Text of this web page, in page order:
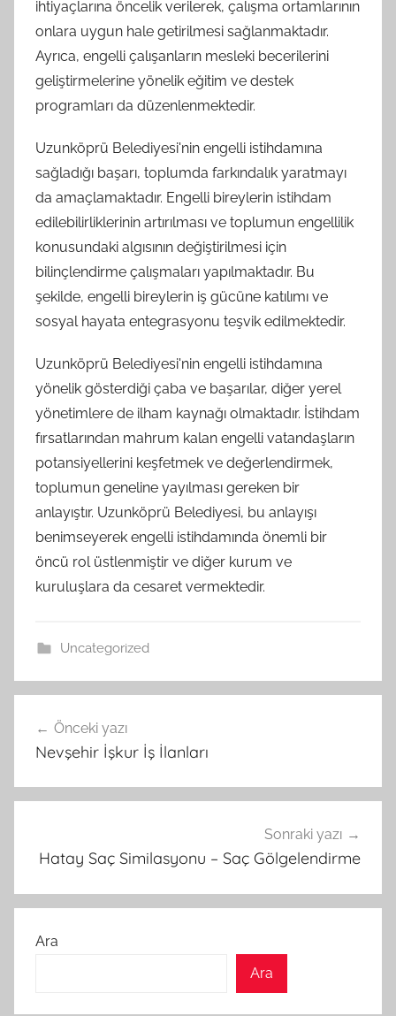
ihtiyaçlarına öncelik verilerek, çalışma ortamlarının
onlara uygun hale getirilmesi sağlanmaktadır.
Ayrıca, engelli çalışanların mesleki becerilerini
geliştirmelerine yönelik eğitim ve destek
programları da düzenlenmektedir.
Uzunköprü Belediyesi'nin engelli istihdamına
sağladığı başarı, toplumda farkındalık yaratmayı
da amaçlamaktadır. Engelli bireylerin istihdam
edilebilirliklerinin artırılması ve toplumun engellilik
konusundaki algısının değiştirilmesi için
bilinçlendirme çalışmaları yapılmaktadır. Bu
şekilde, engelli bireylerin iş gücüne katılımı ve
sosyal hayata entegrasyonu teşvik edilmektedir.
Uzunköprü Belediyesi'nin engelli istihdamına
yönelik gösterdiği çaba ve başarılar, diğer yerel
yönetimlere de ilham kaynağı olmaktadır. İstihdam
fırsatlarından mahrum kalan engelli vatandaşların
potansiyellerini keşfetmek ve değerlendirmek,
toplumun geneline yayılması gereken bir
anlayıştır. Uzunköprü Belediyesi, bu anlayışı
benimseyerek engelli istihdamında önemli bir
öncü rol üstlenmiştir ve diğer kurum ve
kuruluşlara da cesaret vermektedir.
Uncategorized
gezinmesi
Önceki yazı
Nevşehir İşkur İş İlanları
Sonraki yazı
Hatay Saç Similasyonu – Saç Gölgelendirme
Ara
Ara